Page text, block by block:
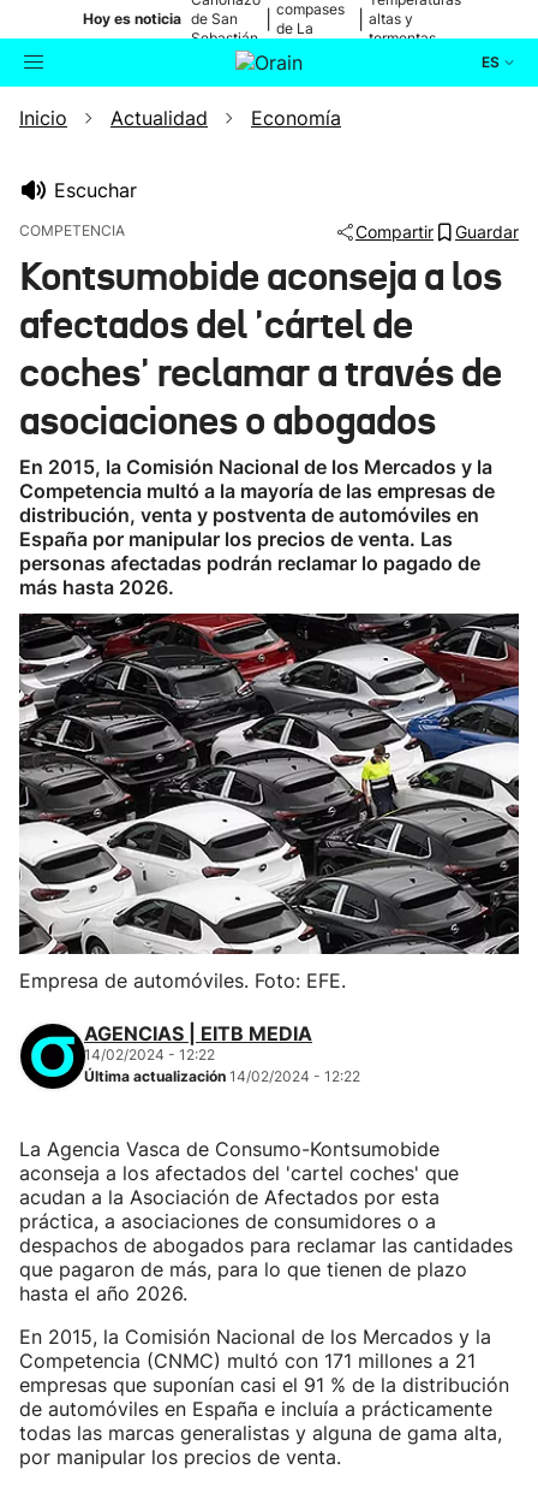
Hoy es noticia de San
Sebastián
compases
de La
altas y
tormentas
ES
Buscador Actualidad
Ikusmiran
Eguraldia
Inicio Actualidad Economía
Escuchar
COMPETENCIA Compartir Guardar
Kontsumobide aconseja a los
afectados del 'cártel de
coches' reclamar a través de
asociaciones o abogados
En 2015, la Comisión Nacional de los Mercados y la
Competencia multó a la mayoría de las empresas de
distribución, venta y postventa de automóviles en
España por manipular los precios de venta. Las
personas afectadas podrán reclamar lo pagado de
más hasta 2026.
Empresa de automóviles. Foto: EFE.
AGENCIAS | EITB MEDIA
14/02/2024 - 12:22
Última actualización 14/02/2024 - 12:22
La Agencia Vasca de Consumo-Kontsumobide
aconseja a los afectados del 'cartel coches' que
acudan a la Asociación de Afectados por esta
práctica, a asociaciones de consumidores o a
despachos de abogados para reclamar las cantidades
que pagaron de más, para lo que tienen de plazo
hasta el año 2026.
En 2015, la Comisión Nacional de los Mercados y la
Competencia (CNMC) multó con 171 millones a 21
empresas que suponían casi el 91 % de la distribución
de automóviles en España e incluía a prácticamente
todas las marcas generalistas y alguna de gama alta,
por manipular los precios de venta.